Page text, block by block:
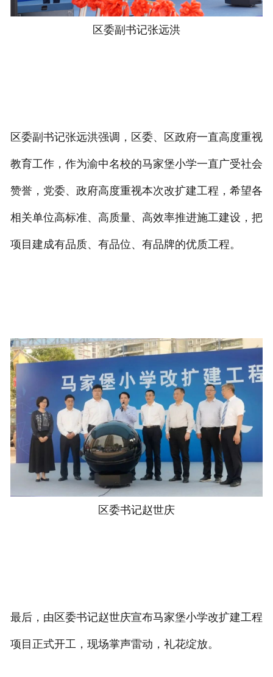
区委副书记张远洪
区委副书记张远洪强调，区委、区政府一直高度重视
教育工作，作为渝中名校的马家堡小学一直广受社会
赞誉，党委、政府高度重视本次改扩建工程，希望各
相关单位高标准、高质量、高效率推进施工建设，把
项目建成有品质、有品位、有品牌的优质工程。
区委书记赵世庆
最后，由区委书记赵世庆宣布马家堡小学改扩建工程
项目正式开工，现场掌声雷动，礼花绽放。